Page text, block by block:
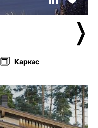
Каркас